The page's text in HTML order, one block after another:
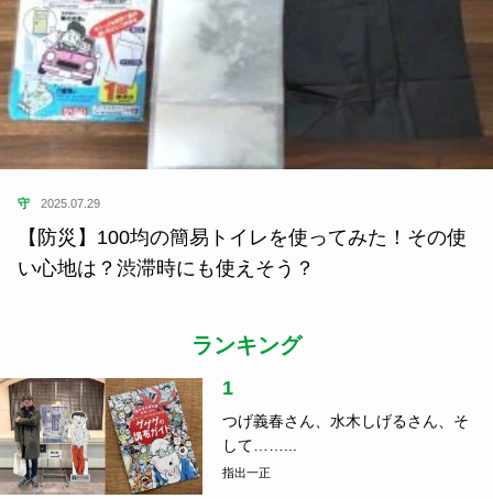
守 2025.07.29
【防災】100均の簡易トイレを使ってみた！その使
い心地は？渋滞時にも使えそう？
ランキング
1
つげ義春さん、水木しげるさん、そ
して……...
指出一正